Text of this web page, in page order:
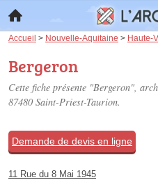
Accueil > Nouvelle-Aquitaine > Haute-
Bergeron
Cette fiche présente "Bergeron",
87480 Saint-Priest-Taurion.
Demande de devis en ligne
11 Rue du 8 Mai 1945